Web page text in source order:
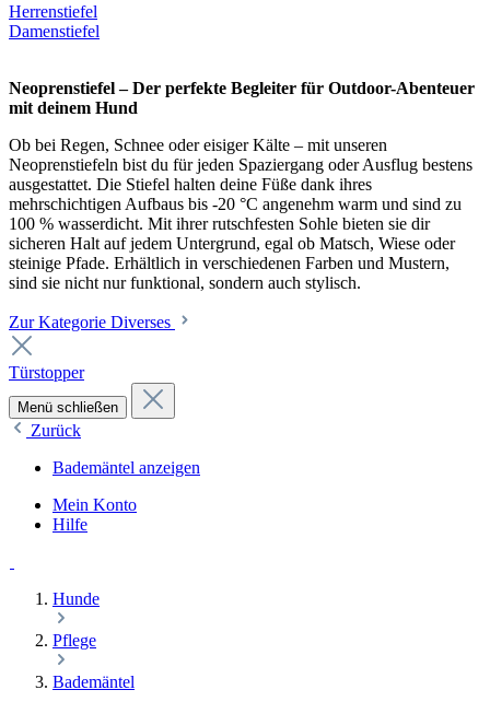
Herrenstiefel
Damenstiefel
Neoprenstiefel – Der perfekte Begleiter für Outdoor-Abenteuer
mit deinem Hund
Ob bei Regen, Schnee oder eisiger Kälte – mit unseren
Neoprenstiefeln bist du für jeden Spaziergang oder Ausflug bestens
ausgestattet. Die Stiefel halten deine Füße dank ihres
mehrschichtigen Aufbaus bis -20 °C angenehm warm und sind zu
100 % wasserdicht. Mit ihrer rutschfesten Sohle bieten sie dir
sicheren Halt auf jedem Untergrund, egal ob Matsch, Wiese oder
steinige Pfade. Erhältlich in verschiedenen Farben und Mustern,
sind sie nicht nur funktional, sondern auch stylisch.
Zur Kategorie Diverses
Türstopper
Menü schließen
Zurück
Bademäntel anzeigen
Mein Konto
Hilfe
Hunde
Pflege
Bademäntel